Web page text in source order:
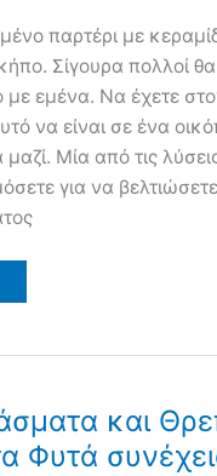
παρτέρι με
Σίγουρα πολλοί θα
με εμένα. Να έχετε
να είναι σε ένα
Μία από τις
για να
και
Φυτά